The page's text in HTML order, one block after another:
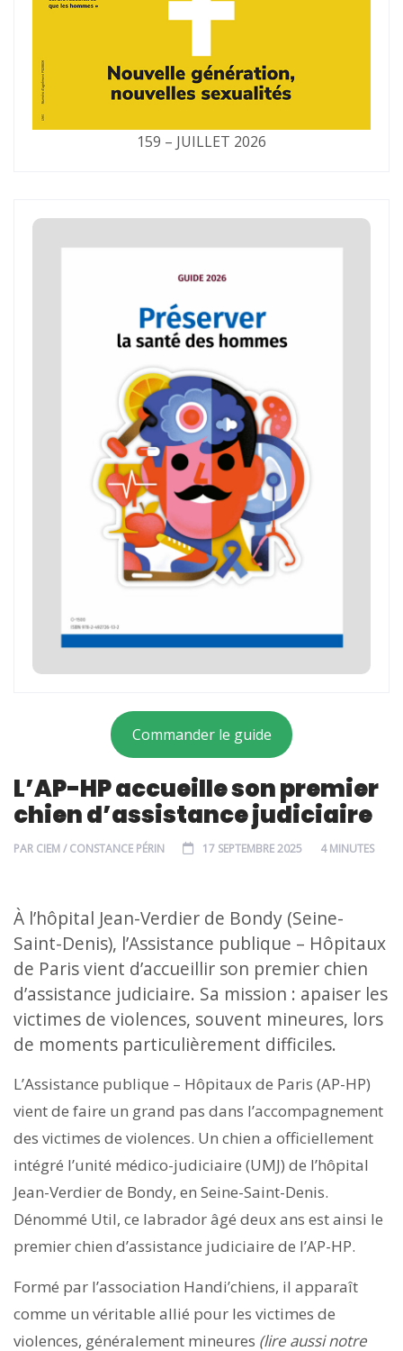
159 – JUILLET 2026
Commander le guide
L’AP-HP accueille son premier
chien d’assistance judiciaire
PAR CIEM / CONSTANCE PÉRIN 17 SEPTEMBRE 2025 4 MINUTES
À l’hôpital Jean-Verdier de Bondy (Seine-
Saint-Denis), l’Assistance publique – Hôpitaux
de Paris vient d’accueillir son premier chien
d’assistance judiciaire. Sa mission : apaiser les
victimes de violences, souvent mineures, lors
de moments particulièrement difficiles.
L’Assistance publique – Hôpitaux de Paris (AP-HP)
vient de faire un grand pas dans l’accompagnement
des victimes de violences. Un chien a officiellement
intégré l’unité médico-judiciaire (UMJ) de l’hôpital
Jean-Verdier de Bondy, en Seine-Saint-Denis.
Dénommé Util, ce labrador âgé deux ans est ainsi le
premier chien d’assistance judiciaire de l’AP-HP.
Formé par l’association Handi’chiens, il apparaît
comme un véritable allié pour les victimes de
violences, généralement mineures (lire aussi notre